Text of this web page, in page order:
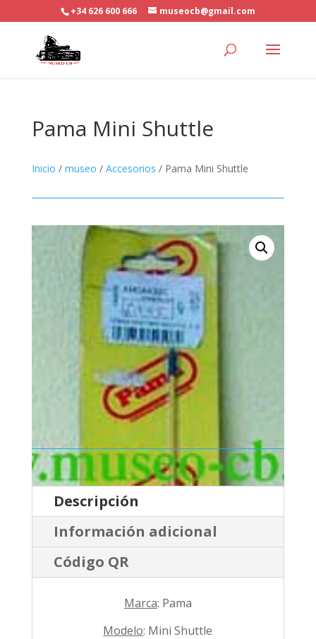
+34 626 600 666 museocb@gmail.com
Pama Mini Shuttle
Inicio / museo / Accesorios / Pama Mini Shuttle
Descripción
Información adicional
Código QR
Marca: Pama
Modelo: Mini Shuttle